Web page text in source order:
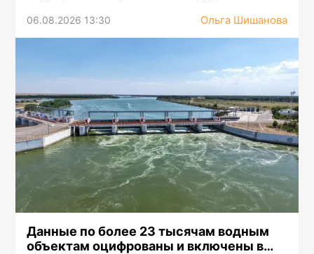
«Казводхоз»
06.08.2026 13:30 Ольга Шишанова
Данные по более 23 тысячам водным
объектам оцифрованы и включены в